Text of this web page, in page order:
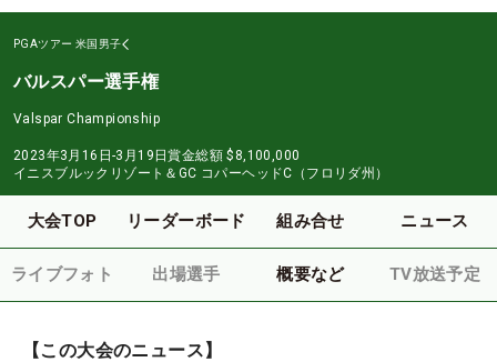
PGAツアー 米国男子
バルスパー選手権
Valspar Championship
2023年3月16日-3月19日賞金総額 $8,100,000
イニスブルックリゾート＆GC コパーヘッドC（フロリダ州）
大会TOP リーダーボード 組み合せ ニュース
ライブフォト 出場選手 概要など TV放送予定
【この大会のニュース】